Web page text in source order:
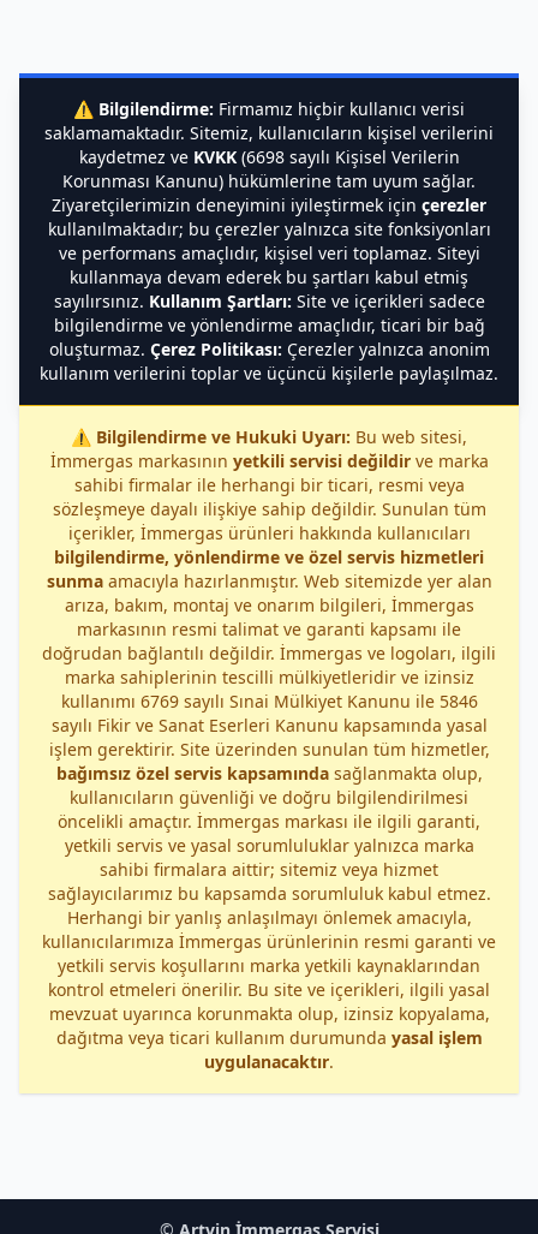
⚠️ Bilgilendirme: Firmamız hiçbir kullanıcı verisi
saklamamaktadır. Sitemiz, kullanıcıların kişisel verilerini
kaydetmez ve KVKK(6698 sayılı Kişisel Verilerin
Korunması Kanunu) hükümlerine tam uyum sağlar.
Ziyaretçilerimizin deneyimini iyileştirmek için çerezler
kullanılmaktadır; bu çerezler yalnızca site fonksiyonları
ve performans amaçlıdır, kişisel veri toplamaz. Siteyi
kullanmaya devam ederek bu şartları kabul etmiş
sayılırsınız. Kullanım Şartları: Site ve içerikleri sadece
bilgilendirme ve yönlendirme amaçlıdır, ticari bir bağ
oluşturmaz. Çerez Politikası: Çerezler yalnızca anonim
kullanım verilerini toplar ve üçüncü kişilerle paylaşılmaz.
⚠️ Bilgilendirme ve Hukuki Uyarı: Bu web sitesi,
İmmergas markasının yetkili servisi değildirve marka
sahibi firmalar ile herhangi bir ticari, resmi veya
sözleşmeye dayalı ilişkiye sahip değildir. Sunulan tüm
içerikler, İmmergas ürünleri hakkında kullanıcıları
bilgilendirme, yönlendirme ve özel servis hizmetleri
sunmaamacıyla hazırlanmıştır. Web sitemizde yer alan
arıza, bakım, montaj ve onarım bilgileri, İmmergas
markasının resmi talimat ve garanti kapsamı ile
doğrudan bağlantılı değildir. İmmergas ve logoları, ilgili
marka sahiplerinin tescilli mülkiyetleridir ve izinsiz
kullanımı 6769 sayılı Sınai Mülkiyet Kanunu ile 5846
sayılı Fikir ve Sanat Eserleri Kanunu kapsamında yasal
işlem gerektirir. Site üzerinden sunulan tüm hizmetler,
bağımsız özel servis kapsamındasağlanmakta olup,
kullanıcıların güvenliği ve doğru bilgilendirilmesi
öncelikli amaçtır. İmmergas markası ile ilgili garanti,
yetkili servis ve yasal sorumluluklar yalnızca marka
sahibi firmalara aittir; sitemiz veya hizmet
sağlayıcılarımız bu kapsamda sorumluluk kabul etmez.
Herhangi bir yanlış anlaşılmayı önlemek amacıyla,
kullanıcılarımıza İmmergas ürünlerinin resmi garanti ve
yetkili servis koşullarını marka yetkili kaynaklarından
kontrol etmeleri önerilir. Bu site ve içerikleri, ilgili yasal
mevzuat uyarınca korunmakta olup, izinsiz kopyalama,
dağıtma veya ticari kullanım durumunda yasal işlem
uygulanacaktır.